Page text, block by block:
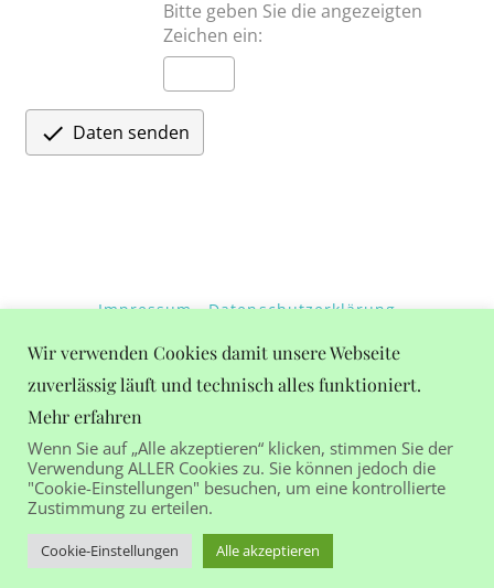
Bitte geben Sie die angezeigten
Zeichen ein:
 Daten senden
Impressum Datenschutzerklärung
Wetter in Gastein
+28°C
Ferienhaus Birgit | Salzburger Straße 15 | 5630 Bad
Hofgastein | Austria
Wir verwenden Cookies damit unsere Webseite
zuverlässig läuft und technisch alles funktioniert.
Mehr erfahren
Wenn Sie auf „Alle akzeptieren“ klicken, stimmen Sie der
Verwendung ALLER Cookies zu. Sie können jedoch die
"Cookie-Einstellungen" besuchen, um eine kontrollierte
Zustimmung zu erteilen.
Cookie-Einstellungen Alle akzeptieren